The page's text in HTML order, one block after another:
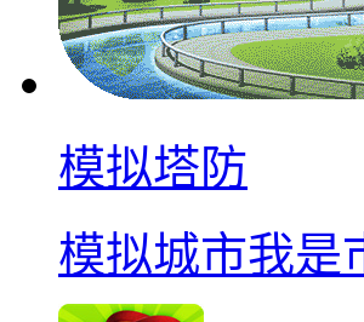
模拟塔防
模拟城市我是